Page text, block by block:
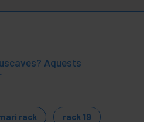
Aquests
rack rack 19